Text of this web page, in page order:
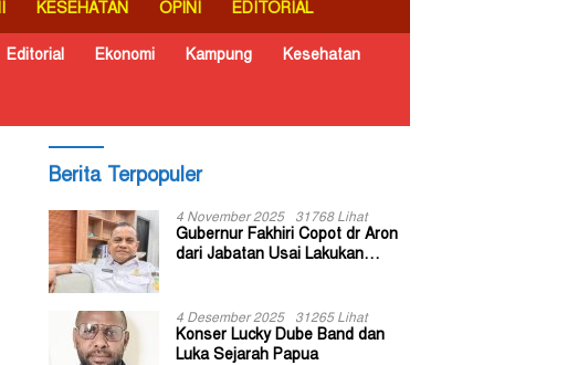
KESEHATAN OPINI EDITORIAL
Editorial Ekonomi Kampung Kesehatan
Berita Terpopuler
4 November 2025 31768 Lihat
Gubernur Fakhiri Copot dr Aron
dari Jabatan Usai Lakukan
4 Desember 2025 31265 Lihat
Konser Lucky Dube Band dan
Luka Sejarah Papua